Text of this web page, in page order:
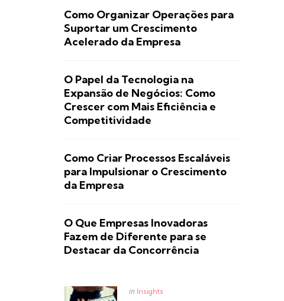
Como Organizar Operações para
Suportar um Crescimento
Acelerado da Empresa
O Papel da Tecnologia na
Expansão de Negócios: Como
Crescer com Mais Eficiência e
Competitividade
Como Criar Processos Escaláveis
para Impulsionar o Crescimento
da Empresa
O Que Empresas Inovadoras
Fazem de Diferente para se
Destacar da Concorrência
Posted
in Insights